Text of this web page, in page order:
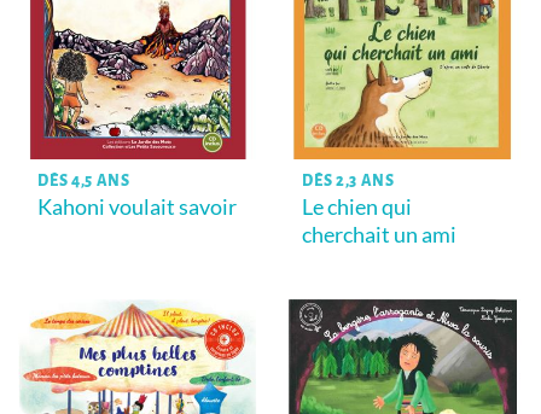
DÈS 4,5 ANS
Kahoni voulait savoir
DÈS 2,3 ANS
Le chien qui
cherchait un ami